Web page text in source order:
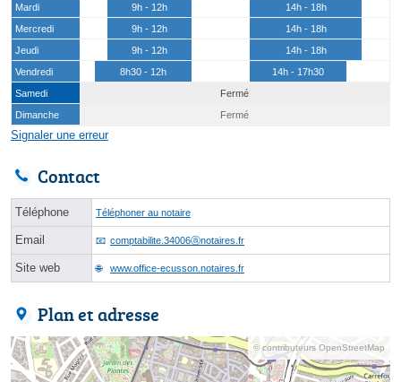
Mardi
9h - 12h
14h - 18h
Mercredi
9h - 12h
14h - 18h
Jeudi
9h - 12h
14h - 18h
Vendredi
8h30 - 12h
14h - 17h30
Samedi
Fermé
Dimanche
Fermé
Signaler une erreur
Contact
Téléphone Téléphoner au notaire
Email comptabilite.34006ⓐnotaires.fr
Site web www.office-ecusson.notaires.fr
Plan et adresse
© contributeurs OpenStreetMap